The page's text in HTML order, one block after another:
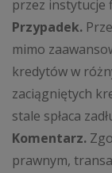
przez instytucje
Przypadek.
mimo
kredytów w
zaciągniętych
stale spłaca
Komentarz.
prawnym,